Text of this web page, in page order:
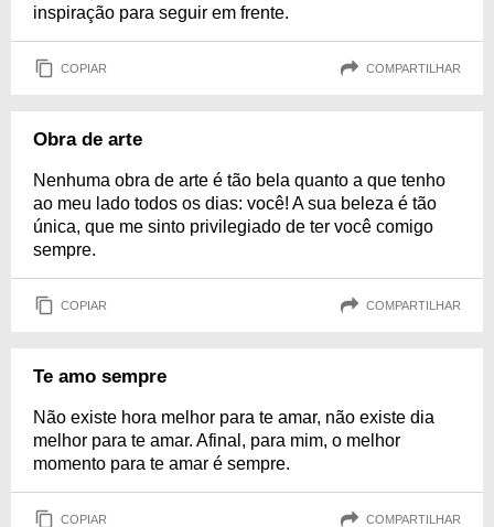
inspiração para seguir em frente.
COPIAR COMPARTILHAR
Obra de arte
Nenhuma obra de arte é tão bela quanto a que tenho
ao meu lado todos os dias: você! A sua beleza é tão
única, que me sinto privilegiado de ter você comigo
sempre.
COPIAR COMPARTILHAR
Te amo sempre
Não existe hora melhor para te amar, não existe dia
melhor para te amar. Afinal, para mim, o melhor
momento para te amar é sempre.
COPIAR COMPARTILHAR